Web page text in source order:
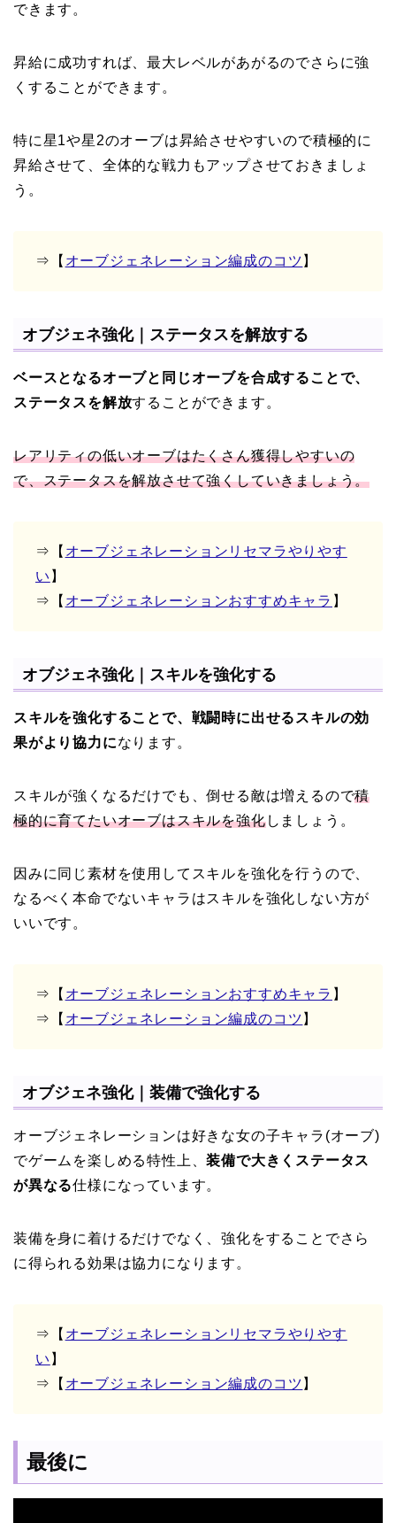
できます。
昇給に成功すれば、最大レベルがあがるのでさらに強
くすることができます。
特に星1や星2のオーブは昇給させやすいので積極的に
昇給させて、全体的な戦力もアップさせておきましょ
う。
⇒【 オーブジェネレーション編成のコツ 】
オブジェネ強化｜ステータスを解放する
ベースとなるオーブと同じオーブを合成することで、
ステータスを解放することができます。
レアリティの低いオーブはたくさん獲得しやすいの
で、ステータスを解放させて強くしていきましょう。
⇒【 オーブジェネレーションリセマラやりやす
い 】
⇒【 オーブジェネレーションおすすめキャラ 】
オブジェネ強化｜スキルを強化する
スキルを強化することで、戦闘時に出せるスキルの効
果がより協力になります。
スキルが強くなるだけでも、倒せる敵は増えるので積
極的に育てたいオーブはスキルを強化しましょう。
因みに同じ素材を使用してスキルを強化を行うので、
なるべく本命でないキャラはスキルを強化しない方が
いいです。
⇒【 オーブジェネレーションおすすめキャラ 】
⇒【 オーブジェネレーション編成のコツ 】
オブジェネ強化｜装備で強化する
オーブジェネレーションは好きな女の子キャラ(オーブ)
でゲームを楽しめる特性上、装備で大きくステータス
が異なる仕様になっています。
装備を身に着けるだけでなく、強化をすることでさら
に得られる効果は協力になります。
⇒【 オーブジェネレーションリセマラやりやす
い 】
⇒【 オーブジェネレーション編成のコツ 】
最後に